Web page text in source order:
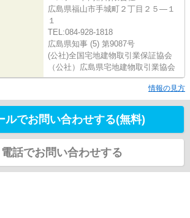
広島県福山市手城町２丁目２５―１
１
TEL:084-928-1818
広島県知事 (5) 第9087号
(公社)全国宅地建物取引業保証協会
（公社）広島県宅地建物取引業協会
情報の見方
ルでお問い合わせする(無料)
電話でお問い合わせする